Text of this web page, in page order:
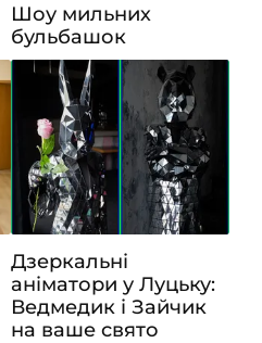
Шоу мильних
бульбашок
Дзеркальні
аніматори у Луцьку:
Ведмедик і Зайчик
на ваше свято